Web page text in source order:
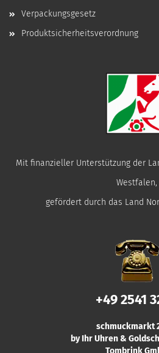
Verpackungsgesetz
Produktsicherheitsverordnung
Mit finanzieller Unterstützung der
Westfalen,
gefördert durch das Land
+49 2541
schmuckmarkt
by Ihr Uhren &
Tombrink